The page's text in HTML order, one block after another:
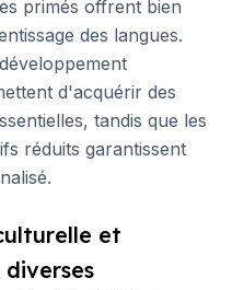
primés offrent bien
des langues.
d'acquérir des
tandis que les
réduits garantissent
et